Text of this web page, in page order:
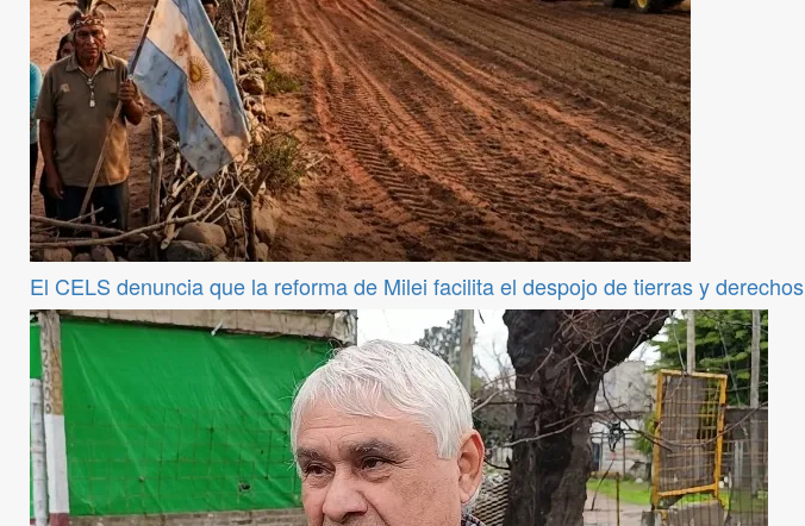
El CELS denuncia que la reforma de Milei facilita el despojo de tierras y derechos